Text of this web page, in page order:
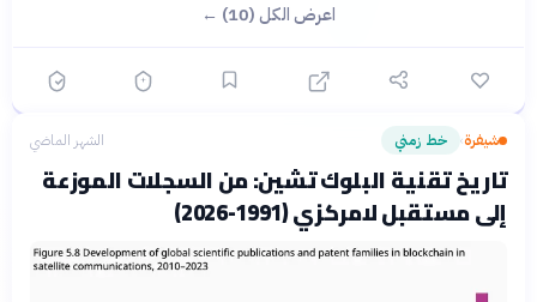
اعرض الكل (10) ←
شيفرة› خط زمني الشهر الماضي
تاريخ تقنية البلوك تشين: من السجلات الموزعة
إلى مستقبل لامركزي (1991-2026)